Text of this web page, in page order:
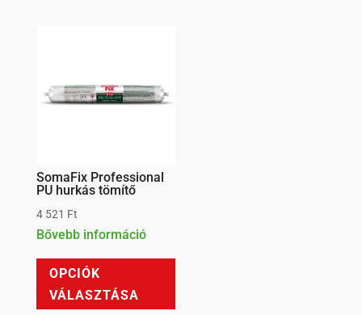
SomaFix Professional
PU hurkás tömítő
4 521 Ft
Bővebb információ
OPCIÓK
VÁLASZTÁSA